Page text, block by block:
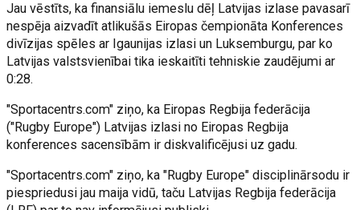
Jau vēstīts, ka finansiālu iemeslu dēļ Latvijas izlase pavasarī
nespēja aizvadīt atlikušās Eiropas čempionāta Konferences
divīzijas spēles ar Igaunijas izlasi un Luksemburgu, par ko
Latvijas valstsvienībai tika ieskaitīti tehniskie zaudējumi ar
0:28.
"Sportacentrs.com" ziņo, ka Eiropas Regbija federācija
("Rugby Europe") Latvijas izlasi no Eiropas Regbija
konferences sacensībām ir diskvalificējusi uz gadu.
"Sportacentrs.com" ziņo, ka "Rugby Europe" disciplinārsodu ir
piespriedusi jau maija vidū, taču Latvijas Regbija federācija